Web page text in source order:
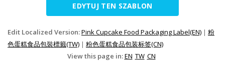
EDYTUJ TEN SZABLON
Edit Localized Version:Pink Cupcake Food Packaging Label(EN) | 粉
色蛋糕食品包裝標籤(TW) | 粉色蛋糕食品包装标签(CN)
View this page in:EN TW CN